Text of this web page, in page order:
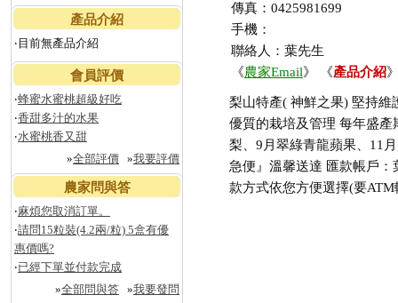
產品介紹
‧目前無產品介紹
會員評價
‧蜂蜜水蜜桃超級好吃
‧香甜多汁的水果
‧水蜜桃香又甜
»全部評價 »我要評價
農家問與答
‧麻煩您取消訂單。
‧請問15粒裝(4.2兩/粒) 5盒有優
惠價嗎?
‧已經下單並付款完成
»全部問與答 »我要發問
傳真：0425981699
手機：
聯絡人：葉先生
《農家Email》 《產品介紹
梨山特產( 神鮮之果) 堅持維
優質的栽培及管理 每年盛
梨、9月翠綠青龍蘋果、11
急便』溫馨送達 匯款帳戶：
款方式依您方便選擇(要